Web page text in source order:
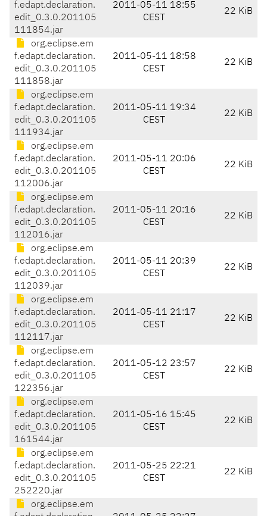
f.edapt.declaration.
edit_0.3.0.201105
111854.jar
2011-05-11 18:55
CEST
22 KiB
org.eclipse.em
f.edapt.declaration.
edit_0.3.0.201105
111858.jar
2011-05-11 18:58
CEST
22 KiB
org.eclipse.em
f.edapt.declaration.
edit_0.3.0.201105
111934.jar
2011-05-11 19:34
CEST
22 KiB
org.eclipse.em
f.edapt.declaration.
edit_0.3.0.201105
112006.jar
2011-05-11 20:06
CEST
22 KiB
org.eclipse.em
f.edapt.declaration.
edit_0.3.0.201105
112016.jar
2011-05-11 20:16
CEST
22 KiB
org.eclipse.em
f.edapt.declaration.
edit_0.3.0.201105
112039.jar
2011-05-11 20:39
CEST
22 KiB
org.eclipse.em
f.edapt.declaration.
edit_0.3.0.201105
112117.jar
2011-05-11 21:17
CEST
22 KiB
org.eclipse.em
f.edapt.declaration.
edit_0.3.0.201105
122356.jar
2011-05-12 23:57
CEST
22 KiB
org.eclipse.em
f.edapt.declaration.
edit_0.3.0.201105
161544.jar
2011-05-16 15:45
CEST
22 KiB
org.eclipse.em
f.edapt.declaration.
edit_0.3.0.201105
252220.jar
2011-05-25 22:21
CEST
22 KiB
org.eclipse.em